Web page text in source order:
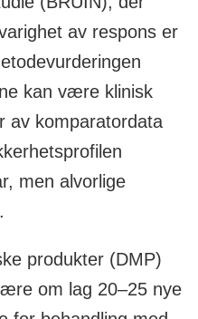
av respons er
kan være klinisk
av komparatordata
men alvorlige
produkter (DMP)
om lag 20–25 nye